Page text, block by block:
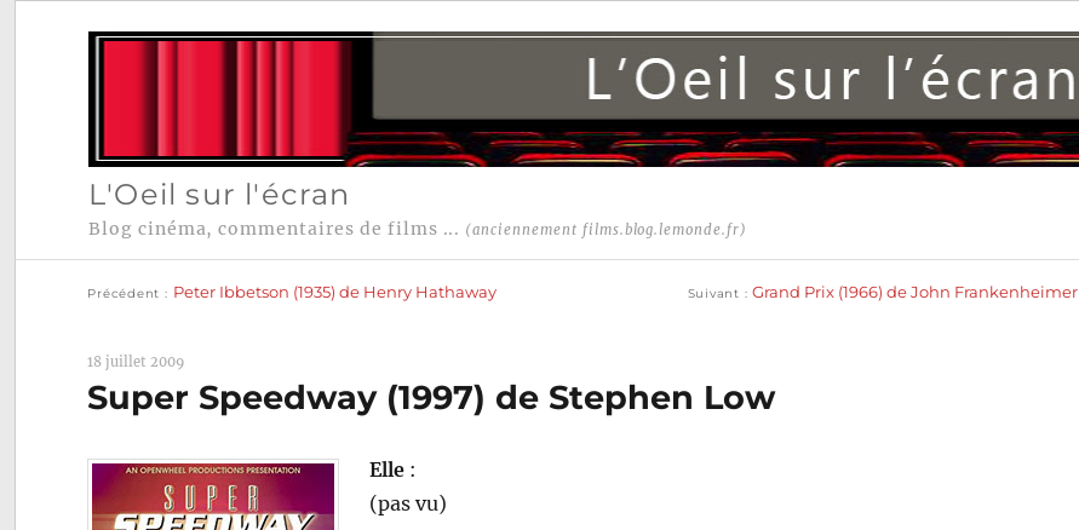
L'Oeil sur l'écran
Blog cinéma, commentaires de films ... (anciennement films.blog.lemonde.fr)
Navigation
l’article
Précédent Peter Ibbetson (1935) de Henry Hathaway Suivant Grand Prix (1966) de John Frankenheimer
18 juillet 2009
Super Speedway (1997) de Stephen Low
Elle :
(pas vu)